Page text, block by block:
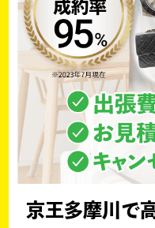
京王多摩川で